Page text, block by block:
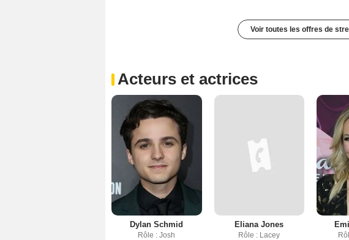
Voir toutes les offres de
Acteurs et actrices
Dylan Schmid
Rôle : Josh
Eliana Jones
Rôle : Lacey